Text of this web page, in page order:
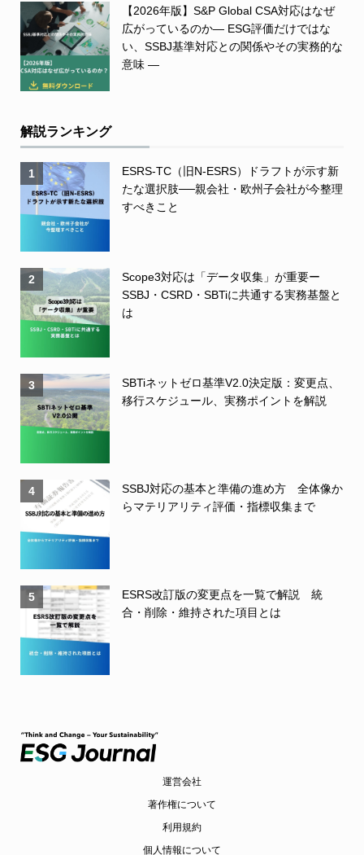
【2026年版】S&P Global CSA対応はなぜ
広がっているのか― ESG評価だけではな
い、SSBJ基準対応との関係やその実務的な
意味 ―
解説ランキング
1
ESRS-TC（旧N-ESRS）ドラフトが示す新
たな選択肢──親会社・欧州子会社が今整理
すべきこと
2
Scope3対応は「データ収集」が重要ー
SSBJ・CSRD・SBTiに共通する実務基盤と
は
3
SBTiネットゼロ基準V2.0決定版：変更点、
移行スケジュール、実務ポイントを解説
4
SSBJ対応の基本と準備の進め方 全体像か
らマテリアリティ評価・指標収集まで
5
ESRS改訂版の変更点を一覧で解説 統
合・削除・維持された項目とは
運営会社
著作権について
利用規約
個人情報について